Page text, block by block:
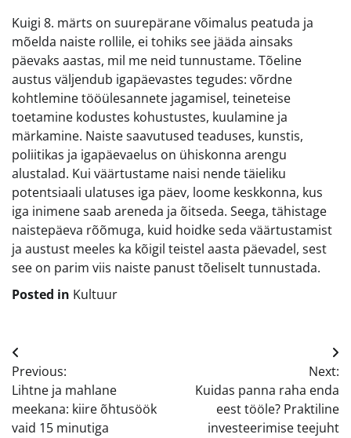
Kuigi 8. märts on suurepärane võimalus peatuda ja
mõelda naiste rollile, ei tohiks see jääda ainsaks
päevaks aastas, mil me neid tunnustame. Tõeline
austus väljendub igapäevastes tegudes: võrdne
kohtlemine tööülesannete jagamisel, teineteise
toetamine kodustes kohustustes, kuulamine ja
märkamine. Naiste saavutused teaduses, kunstis,
poliitikas ja igapäevaelus on ühiskonna arengu
alustalad. Kui väärtustame naisi nende täieliku
potentsiaali ulatuses iga päev, loome keskkonna, kus
iga inimene saab areneda ja õitseda. Seega, tähistage
naistepäeva rõõmuga, kuid hoidke seda väärtustamist
ja austust meeles ka kõigil teistel aasta päevadel, sest
see on parim viis naiste panust tõeliselt tunnustada.
Posted in Kultuur
Navigeerimine
Previous:
Lihtne ja mahlane
meekana: kiire õhtusöök
vaid 15 minutiga
Next:
Kuidas panna raha enda
eest tööle? Praktiline
investeerimise teejuht